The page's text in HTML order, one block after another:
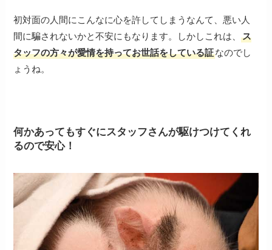
初対面の人間にこんなに心を許してしまうなんて、悪い人
間に騙されないかと不安にもなります。しかしこれは、ス
タッフの方々が愛情を持ってお世話をしている証なのでし
ょうね。
何かあってもすぐにスタッフさんが駆けつけてくれ
るので安心！